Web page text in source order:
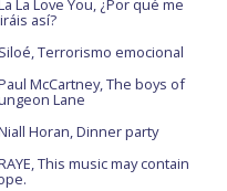
La Love You, ¿Por qué me
así?
Siloé, Terrorismo emocional
McCartney, The boys of
Lane
Horan, Dinner party
This music may contain